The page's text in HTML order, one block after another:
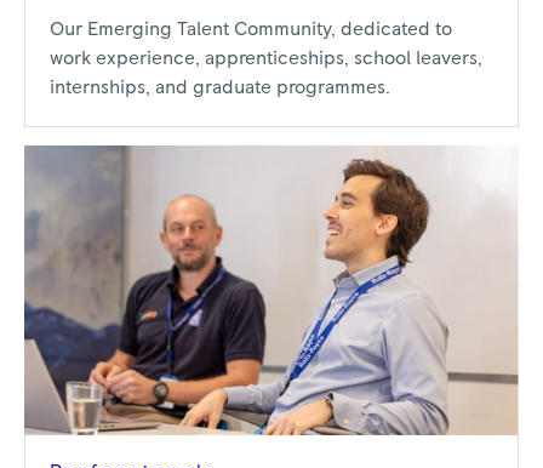
Our Emerging Talent Community, dedicated to
work experience, apprenticeships, school leavers,
internships, and graduate programmes.